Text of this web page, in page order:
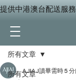
提供中港澳台配送服
所有文章
所有文章
AJIAJ讀畢需時 5